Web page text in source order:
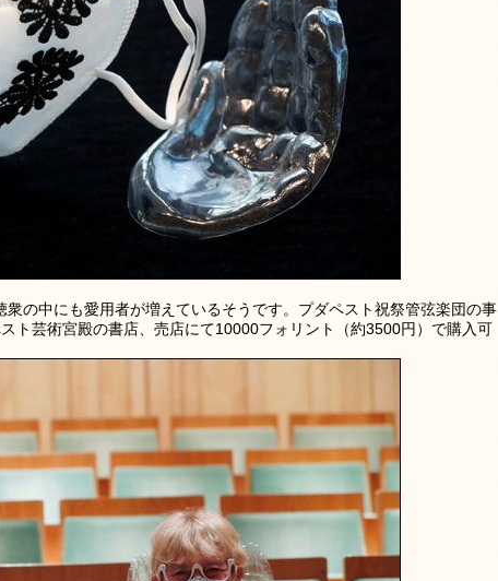
の中にも愛用者が増えているそうです。プダペスト祝祭管弦楽団の事
ト芸術宮殿の書店、売店にて10000フォリント（約3500円）で購入可